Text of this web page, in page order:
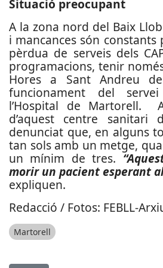
Situació preocupant
A la zona nord del Baix
i mancances són constants
pèrdua de serveis dels
programacions, tenir
Hores a Sant Andreu
funcionament del servei
l’Hospital de Martorell.
d’aquest centre sanitari
denunciat que, en alguns
tan sols amb un metge,
un mínim de tres.
morir un pacient esperant al
expliquen.
Redacció / Fotos: FEBLL-
Martorell